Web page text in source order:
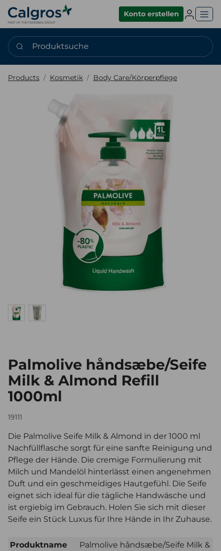
Konto erstellen
Produktsuche
Products Kosmetik Body Care/Körperpflege
Palmolive håndsæbe/Seife
Milk & Almond Refill
1000ml
19111
Die Palmolive Seife Milk & Almond in der 1000 ml
Nachfüllflasche sorgt für eine sanfte Reinigung und
Pflege der Hände. Die cremige Formulierung mit
Milch und Mandelöl hinterlässt einen angenehmen
Duft und ein geschmeidiges Hautgefühl. Die Seife
eignet sich ideal für die tägliche Handwäsche und
ist ergiebig im Gebrauch. Holen Sie sich mit dieser
Seife ein Stück Luxus für Ihre Hände in Ihr Zuhause.
Produktname
Palmolive håndsæbe/Seife Milk &